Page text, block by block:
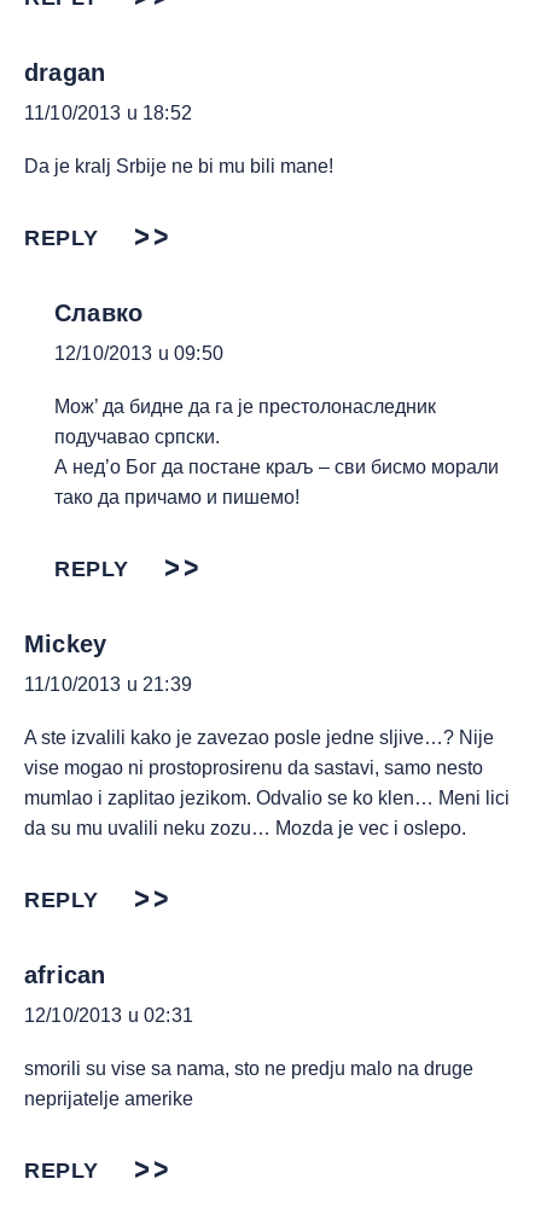
dragan
11/10/2013 u 18:52
Da je kralj Srbije ne bi mu bili mane!
REPLY
Славко
12/10/2013 u 09:50
Мож’ да бидне да га је престолонаследник
подучавао српски.
А нед’о Бог да постане краљ – сви бисмо морали
тако да причамо и пишемо!
REPLY
Mickey
11/10/2013 u 21:39
A ste izvalili kako je zavezao posle jedne sljive…? Nije
vise mogao ni prostoprosirenu da sastavi, samo nesto
mumlao i zaplitao jezikom. Odvalio se ko klen… Meni lici
da su mu uvalili neku zozu… Mozda je vec i oslepo.
REPLY
african
12/10/2013 u 02:31
smorili su vise sa nama, sto ne predju malo na druge
neprijatelje amerike
REPLY